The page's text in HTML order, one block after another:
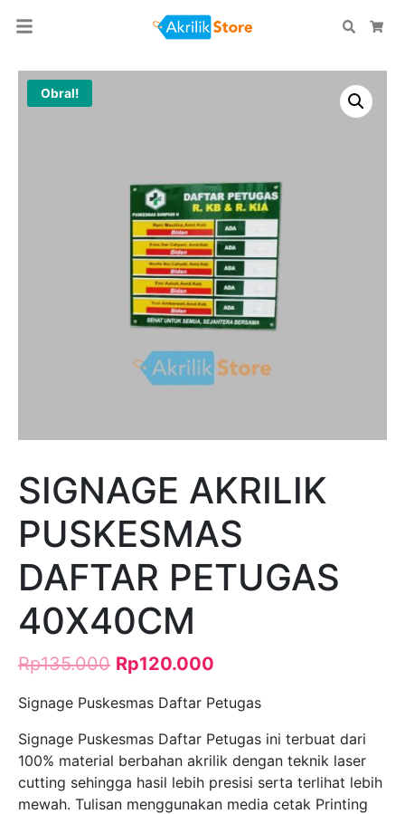
Search
Obral!
SIGNAGE AKRILIK
PUSKESMAS
DAFTAR PETUGAS
40X40CM
Rp135.000 Rp120.000
Signage Puskesmas Daftar Petugas
Signage Puskesmas Daftar Petugas ini terbuat dari
100% material berbahan akrilik dengan teknik laser
cutting sehingga hasil lebih presisi serta terlihat lebih
mewah. Tulisan menggunakan media cetak Printing